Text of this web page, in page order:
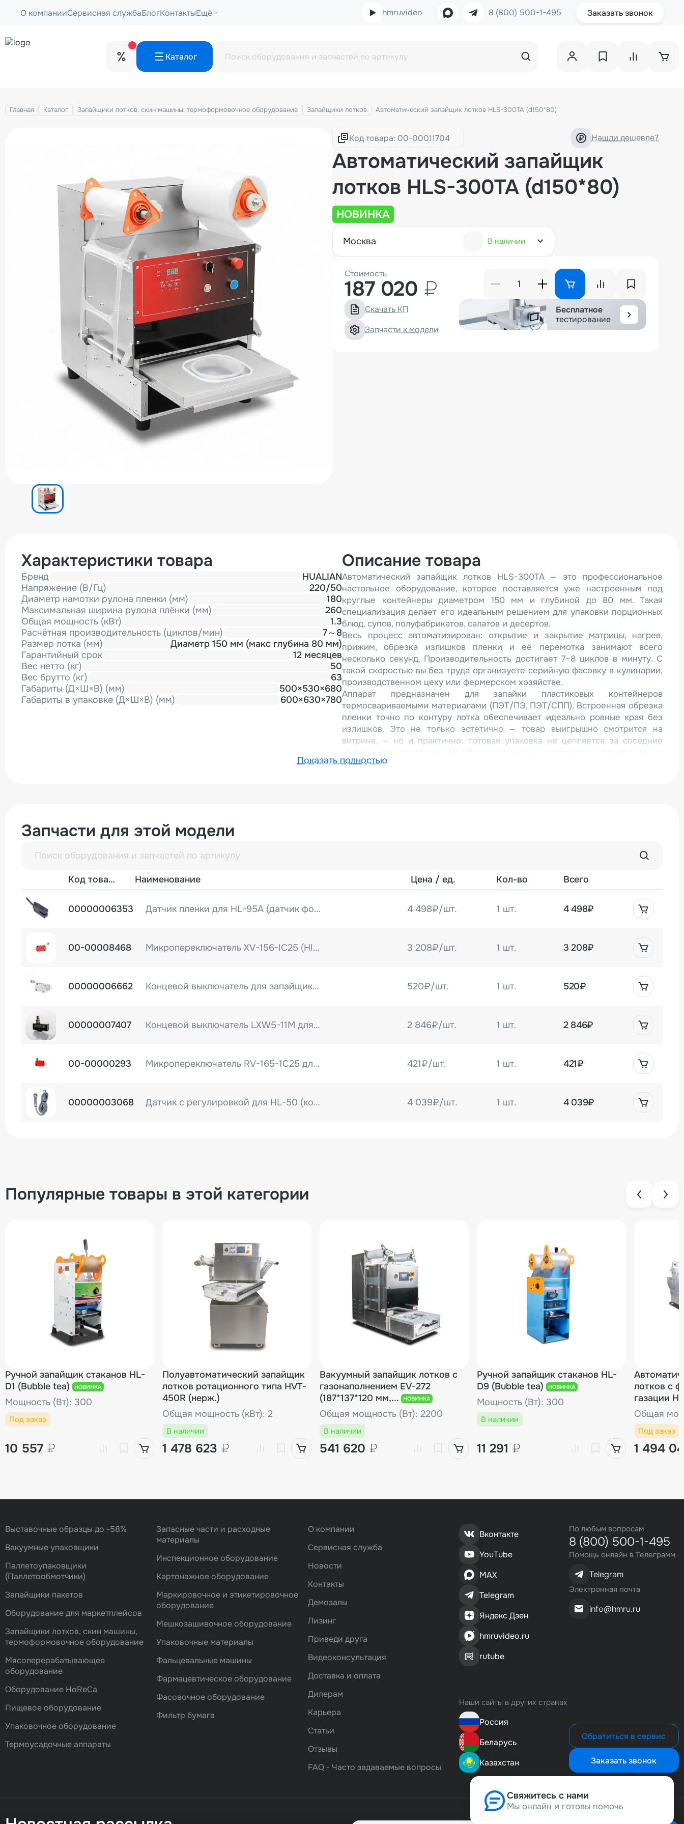
О компанииСервисная службаБлогКонтактыЕщё hmruvideo 8 (800) 500-1-495 Заказать звонок
Каталог
Главная Каталог Запайщики лотков, скин машины, термоформовочное оборудование Запайщики лотков Автоматический запайщик лотков HLS-300TA (d150*80)
Код товара: Нашли дешевле?
Автоматический запайщик
лотков HLS-300TA (d150*80)
НОВИНКА
москва В наличии
Стоимость
187 020 ₽
Скачать КП
Запчасти к модели
Бесплатное
тестирование
Характеристики товара
Бренд
HUALIAN
Напряжение (В/Гц)
220/50
Диаметр намотки рулона пленки (мм)
180
Максимальная ширина рулона плёнки (мм)
260
Общая мощность (кВт)
1.3
Расчётная производительность (циклов/мин)
7～8
Размер лотка (мм)
Диаметр 150 мм (макс глубина 80 мм)
Гарантийный срок
12 месяцев
Вес нетто (кг)
50
Вес брутто (кг)
63
Габариты (Д×Ш×В) (мм)
500×530×680
Габариты в упаковке (Д×Ш×В) (мм)
600×630×780
Описание товара
Автоматический запайщик лотков HLS-300TA — это профессиональное
настольное оборудование, которое поставляется уже настроенным под
круглые контейнеры диаметром 150 мм и глубиной до 80 мм. Такая
специализация делает его идеальным решением для упаковки порционных
блюд, супов, полуфабрикатов, салатов и десертов.
Весь процесс автоматизирован: открытие и закрытие матрицы, нагрев,
прижим, обрезка излишков пленки и её перемотка занимают всего
несколько секунд. Производительность достигает 7–8 циклов в минуту. С
такой скоростью вы без труда организуете серийную фасовку в кулинарии,
производственном цеху или фермерском хозяйстве.
Аппарат предназначен для запайки пластиковых контейнеров
термосвариваемыми материалами (ПЭТ/ПЭ, ПЭТ/СПП). Встроенная обрезка
пленки точно по контуру лотка обеспечивает идеально ровные края без
излишков. Это не только эстетично — товар выигрышно смотрится на
витрине, — но и практично: готовая упаковка не цепляется за соседние
открывания лотков.
под другие типоразмеры лотков. Максимальная вместимость матрицы: для
310×200×80 мм — 1 лоток. Быстрая замена матриц позволяет
перепрофилировать аппарат под новые контейнеры без покупки новой
Резюмируя: автоматический запайщик лотков HLS-300TA (под круглые
Показать полностью
Запчасти для этой модели
Код товара Наименование Цена / ед. Кол-во Всего
00000006353 Датчик пленки для HL-95A (датчик фотометки) 4 498₽/шт. 1 шт. 4 498₽
00-00008468 Микропереключатель XV-156-IC25 (HIM) 3 208₽/шт. 1 шт. 3 208₽
00000006662 Концевой выключатель для запайщиков серии FS-H 520₽/шт. 1 шт. 520₽
00000007407 Концевой выключатель LXW5-11M для BSF-501/601, DZ-400 NEW 2 846₽/шт. 1 шт. 2 846₽
00-00000293 Микропереключатель RV-165-1C25 для KZB 421₽/шт. 1 шт. 421₽
00000003068 Датчик с регулировкой для HL-50 (концевой) 4 039₽/шт. 1 шт. 4 039₽
Популярные товары в этой категории
Ручной запайщик стаканов HL-
D1 (Bubble tea)
НОВИНКА
Мощность (Вт): 300
Под заказ
10 557 ₽
Полуавтоматический запайщик
лотков ротационного типа HVT-
450R (нерж.)
Общая мощность (кВт): 2
В наличии
1 478 623 ₽
Вакуумный запайщик лотков с
газонаполнением EV-272
(187*137*120 мм,...
НОВИНКА
Общая мощность (Вт): 2200
В наличии
541 620 ₽
Ручной запайщик стаканов HL-
D9 (Bubble tea)
НОВИНКА
Мощность (Вт): 300
В наличии
11 291 ₽
лотков с
газации
Общая
Под заказ
1 494
Выставочные образцы до -58%
Вакуумные упаковщики
Паллетоупаковщики
(Паллетообмотчики)
Запайщики пакетов
Оборудование для маркетплейсов
Запайщики лотков, скин машины,
термоформовочное оборудование
Мясоперерабатывающее
оборудование
Оборудование HoReCa
Пищевое оборудование
Упаковочное оборудование
Термоусадочные аппараты
Запасные части и расходные
материалы
Инспекционное оборудование
Картонажное оборудование
Маркировочное и этикетировочное
оборудование
Мешкозашивочное оборудование
Упаковочные материалы
Фальцевальные машины
Фармацевтическое оборудование
Фасовочноe оборудование
Фильтр бумага
О компании
Сервисная служба
Новости
Контакты
Демозалы
Лизинг
Приведи друга
Видеоконсультация
Доставка и оплата
Дилерам
Карьера
Статьи
Отзывы
FAQ - Часто задаваемые вопросы
Вконтакте
YouTube
MAX
Telegram
Яндекс Дзен
hmruvideo.ru
rutube
Наши сайты в других странах
Россия
Беларусь
Казахстан
По любым вопросам
8 (800) 500-1-495
Помощь онлайн в Телеграмм
Telegram
Электронная почта
info@hmru.ru
Обратиться в сервис
Заказать звонок
Свяжитесь с нами
Мы онлайн и готовы помочь